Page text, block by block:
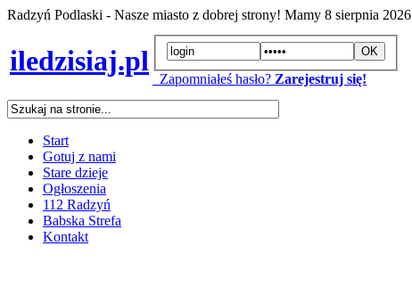
Radzyń Podlaski - Nasze miasto z dobrej strony! Mamy 8 sierpnia 2026
iledzisiaj.pl
Zapomniałeś hasło? Zarejestruj się!
Start
Gotuj z nami
Stare dzieje
Ogłoszenia
112 Radzyń
Babska Strefa
Kontakt